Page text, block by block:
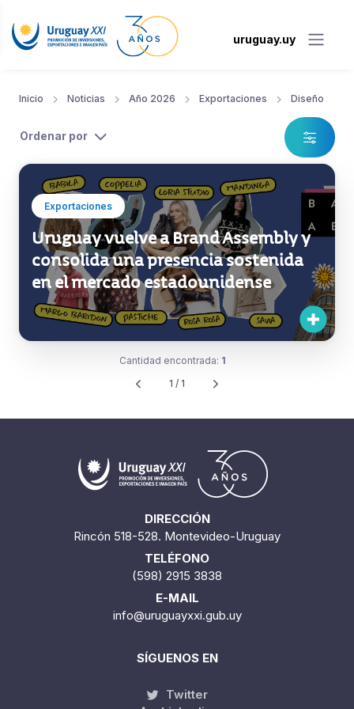
uruguay.uy
Inicio Noticias Año 2026 Exportaciones Diseño
Ordenar por
Exportaciones
Uruguay vuelve a Brand Assembly y
consolida una presencia sostenida
en el mercado estadounidense
Cantidad encontrada: 1
1 / 1
DIRECCIÓN
Rincón 518-528. Montevideo-Uruguay
TELÉFONO
(598) 2915 3838
E-MAIL
info@uruguayxxi.gub.uy
SÍGUENOS EN
Twitter